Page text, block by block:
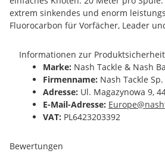
extrem sinkendes und enorm
Fluorocarbon für Vorfächer, Leader
Informationen zur Produktsicherheit
Marke: Nash Tackle & Nash
Firmenname: Nash Tackle
Adresse: Ul. Magazynowa 9,
E-Mail-Adresse:
VAT: PL6423203392
Bewertungen